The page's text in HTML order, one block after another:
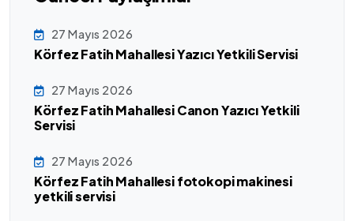
27 Mayıs 2026
Körfez Fatih Mahallesi Yazıcı Yetkili Servisi
27 Mayıs 2026
Körfez Fatih Mahallesi Canon Yazıcı Yetkili
Servisi
27 Mayıs 2026
Körfez Fatih Mahallesi fotokopi makinesi
yetkili servisi